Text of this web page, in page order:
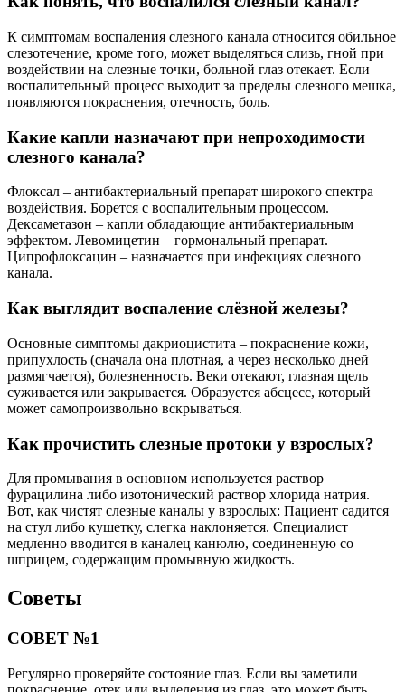
К симптомам воспаления слезного канала относится обильное
слезотечение, кроме того, может выделяться слизь, гной при
воздействии на слезные точки, больной глаз отекает. Если
воспалительный процесс выходит за пределы слезного мешка,
появляются покраснения, отечность, боль.
Какие капли назначают при непроходимости
слезного канала?
Флоксал – антибактериальный препарат широкого спектра
воздействия. Борется с воспалительным процессом.
Дексаметазон – капли обладающие антибактериальным
эффектом. Левомицетин – гормональный препарат.
Ципрофлоксацин – назначается при инфекциях слезного
канала.
Как выглядит воспаление слёзной железы?
Основные симптомы дакриоцистита – покраснение кожи,
припухлость (сначала она плотная, а через несколько дней
размягчается), болезненность. Веки отекают, глазная щель
суживается или закрывается. Образуется абсцесс, который
может самопроизвольно вскрываться.
Как прочистить слезные протоки у взрослых?
Для промывания в основном используется раствор
фурацилина либо изотонический раствор хлорида натрия.
Вот, как чистят слезные каналы у взрослых: Пациент садится
на стул либо кушетку, слегка наклоняется. Специалист
медленно вводится в каналец канюлю, соединенную со
шприцем, содержащим промывную жидкость.
Советы
СОВЕТ №1
Регулярно проверяйте состояние глаз. Если вы заметили